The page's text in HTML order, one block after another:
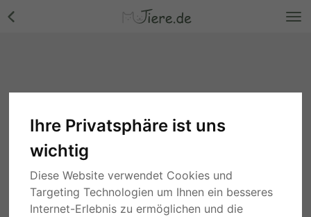
Ihre Privatsphäre ist uns
wichtig
Diese Website verwendet Cookies und
Targeting Technologien um Ihnen ein besseres
Internet-Erlebnis zu ermöglichen und die